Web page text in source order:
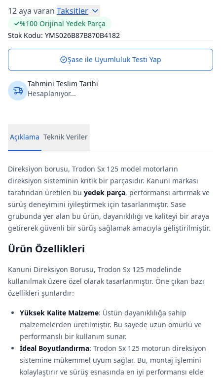
12 aya varan Taksitler
%100 Orijinal Yedek Parça
Stok Kodu: YMS026B87B870B4182
Şase ile Uyumluluk Testi Yap
Tahmini Teslim Tarihi
Hesaplanıyor...
Açıklama Teknik Veriler
Direksiyon borusu, Trodon Sx 125 model motorların
direksiyon sisteminin kritik bir parçasıdır. Kanuni markası
tarafından üretilen bu yedek parça, performansı artırmak ve
sürüş deneyimini iyileştirmek için tasarlanmıştır. Sase
grubunda yer alan bu ürün, dayanıklılığı ve kaliteyi bir araya
getirerek güvenli bir sürüş sağlamak amacıyla geliştirilmiştir.
Ürün Özellikleri
Kanuni Direksiyon Borusu, Trodon Sx 125 modelinde
kullanılmak üzere özel olarak tasarlanmıştır. Öne çıkan bazı
özellikleri şunlardır:
Yüksek Kalite Malzeme: Üstün dayanıklılığa sahip
malzemelerden üretilmiştir. Bu sayede uzun ömürlü ve
performanslı bir kullanım sunar.
İdeal Boyutlandırma: Trodon Sx 125 motorun direksiyon
sistemine mükemmel uyum sağlar. Bu, montaj işlemini
kolaylaştırır ve sürüş esnasında en iyi performansı elde